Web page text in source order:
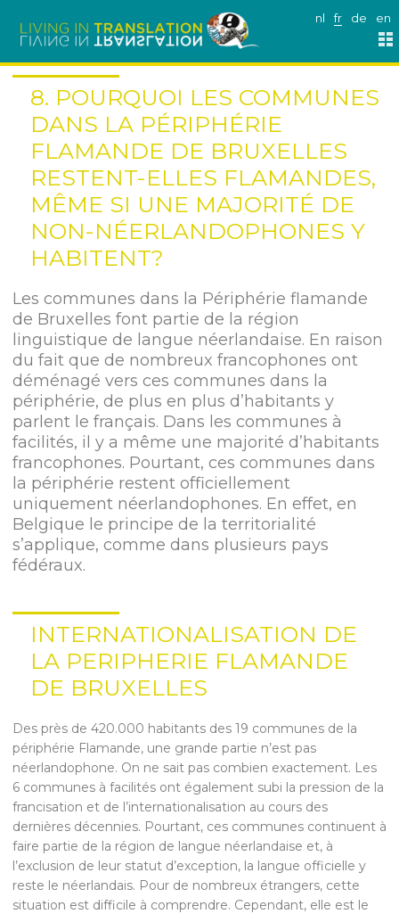
nl fr de en
8. POURQUOI LES COMMUNES
DANS LA PÉRIPHÉRIE
FLAMANDE DE BRUXELLES
RESTENT-ELLES FLAMANDES,
MÊME SI UNE MAJORITÉ DE
NON-NÉERLANDOPHONES Y
HABITENT?
Les communes dans la Périphérie flamande
de Bruxelles font partie de la région
linguistique de langue néerlandaise. En raison
du fait que de nombreux francophones ont
déménagé vers ces communes dans la
périphérie, de plus en plus d’habitants y
parlent le français. Dans les communes à
facilités, il y a même une majorité d’habitants
francophones. Pourtant, ces communes dans
la périphérie restent officiellement
uniquement néerlandophones. En effet, en
Belgique le principe de la territorialité
s’applique, comme dans plusieurs pays
fédéraux.
INTERNATIONALISATION DE
LA PERIPHERIE FLAMANDE
DE BRUXELLES
Des près de 420.000 habitants des 19 communes de la
périphérie Flamande, une grande partie n’est pas
néerlandophone. On ne sait pas combien exactement. Les
6 communes à facilités ont également subi la pression de la
francisation et de l’internationalisation au cours des
dernières décennies. Pourtant, ces communes continuent à
faire partie de la région de langue néerlandaise et, à
l’exclusion de leur statut d’exception, la langue officielle y
reste le néerlandais. Pour de nombreux étrangers, cette
situation est difficile à comprendre. Cependant, elle est le